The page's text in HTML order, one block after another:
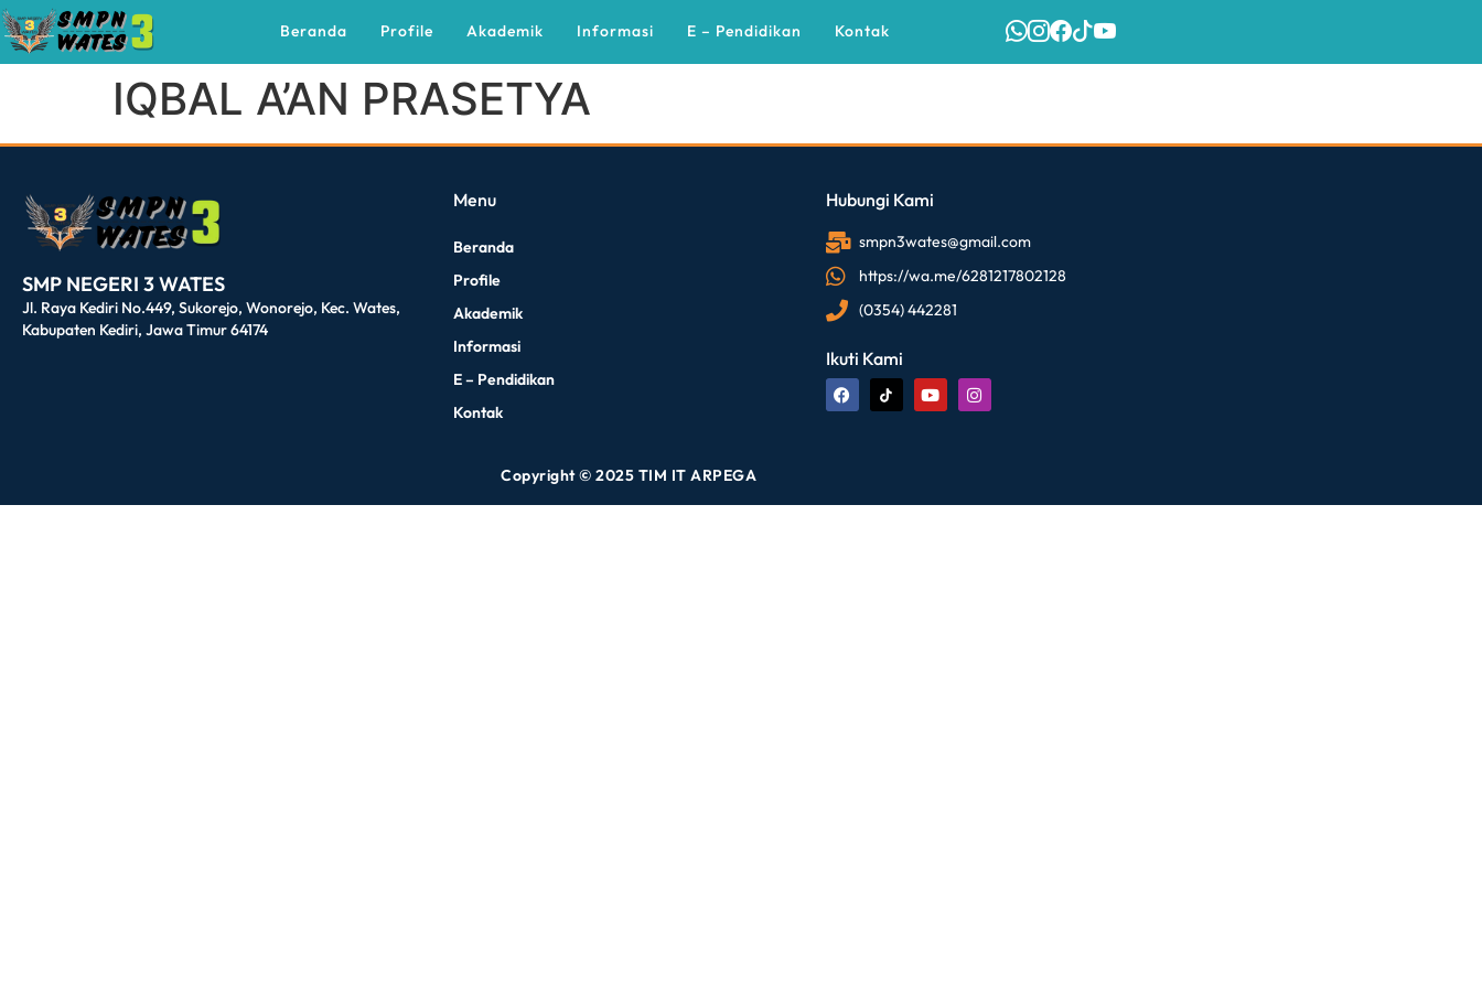
Beranda Profile Akademik Informasi E – Pendidikan Kontak
IQBAL A’AN PRASETYA
SMP NEGERI 3 WATES
Jl. Raya Kediri No.449, Sukorejo, Wonorejo, Kec. Wates,
Kabupaten Kediri, Jawa Timur 64174
Menu
Beranda
Profile
Akademik
Informasi
E – Pendidikan
Kontak
Hubungi Kami
smpn3wates@gmail.com
https://wa.me/6281217802128
(0354) 442281
Ikuti Kami
Copyright © 2025 TIM IT ARPEGA